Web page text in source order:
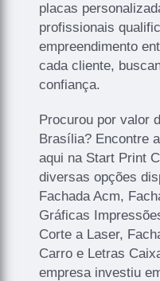
placas
profissionais
empreendimento
cada cliente,
confiança.
Procurou por valor
Brasília? Encontre
aqui na Start Print
diversas opções
Fachada Acm,
Gráficas
Corte a Laser,
Carro e Letras
empresa investiu